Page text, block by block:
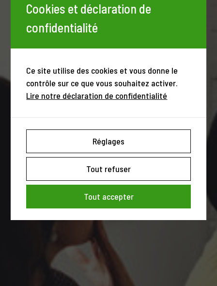
Cookies et déclaration de
confidentialité
Ce site utilise des cookies et vous donne le
contrôle sur ce que vous souhaitez activer.
Lire notre déclaration de confidentialité
Réglages
Tout refuser
Tout accepter